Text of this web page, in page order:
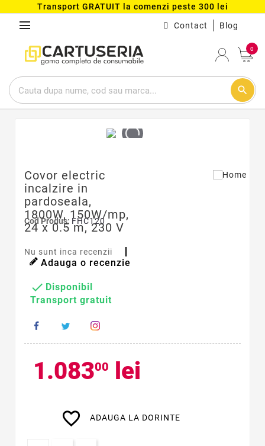
Transport GRATUIT la comenzi peste 300 lei
menu Contact Blog
0
search
Covor electric
incalzire in
pardoseala,
1800W, 150W/mp,
24 x 0.5 m, 230 V
Cod Produs: FHC120
Nu sunt inca recenzii
Adauga o recenzie
 Disponibil
Transport gratuit
1.08300 lei
favorite_border ADAUGA LA DORINTE